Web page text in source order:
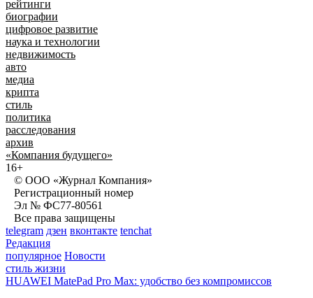
рейтинги
биографии
цифровое развитие
наука и технологии
недвижимость
авто
медиа
крипта
стиль
политика
расследования
архив
«Компания будущего»
16+
© ООО «Журнал Компания»
Регистрационный номер
Эл № ФС77-80561
Все права защищены
telegram дзен вконтакте tenchat
Редакция
популярное Новости
стиль жизни
HUAWEI MatePad Pro Max: удобство без компромиссов